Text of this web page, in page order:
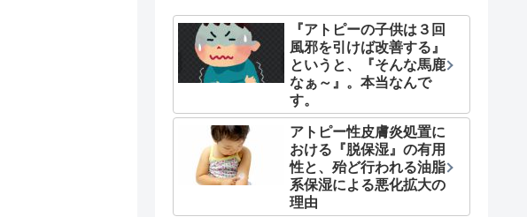
『アトピーの子供は３回
風邪を引けば改善する』
というと、『そんな馬鹿
なぁ～』。本当なんで
す。
アトピー性皮膚炎処置に
おける『脱保湿』の有用
性と、殆ど行われる油脂
系保湿による悪化拡大の
理由